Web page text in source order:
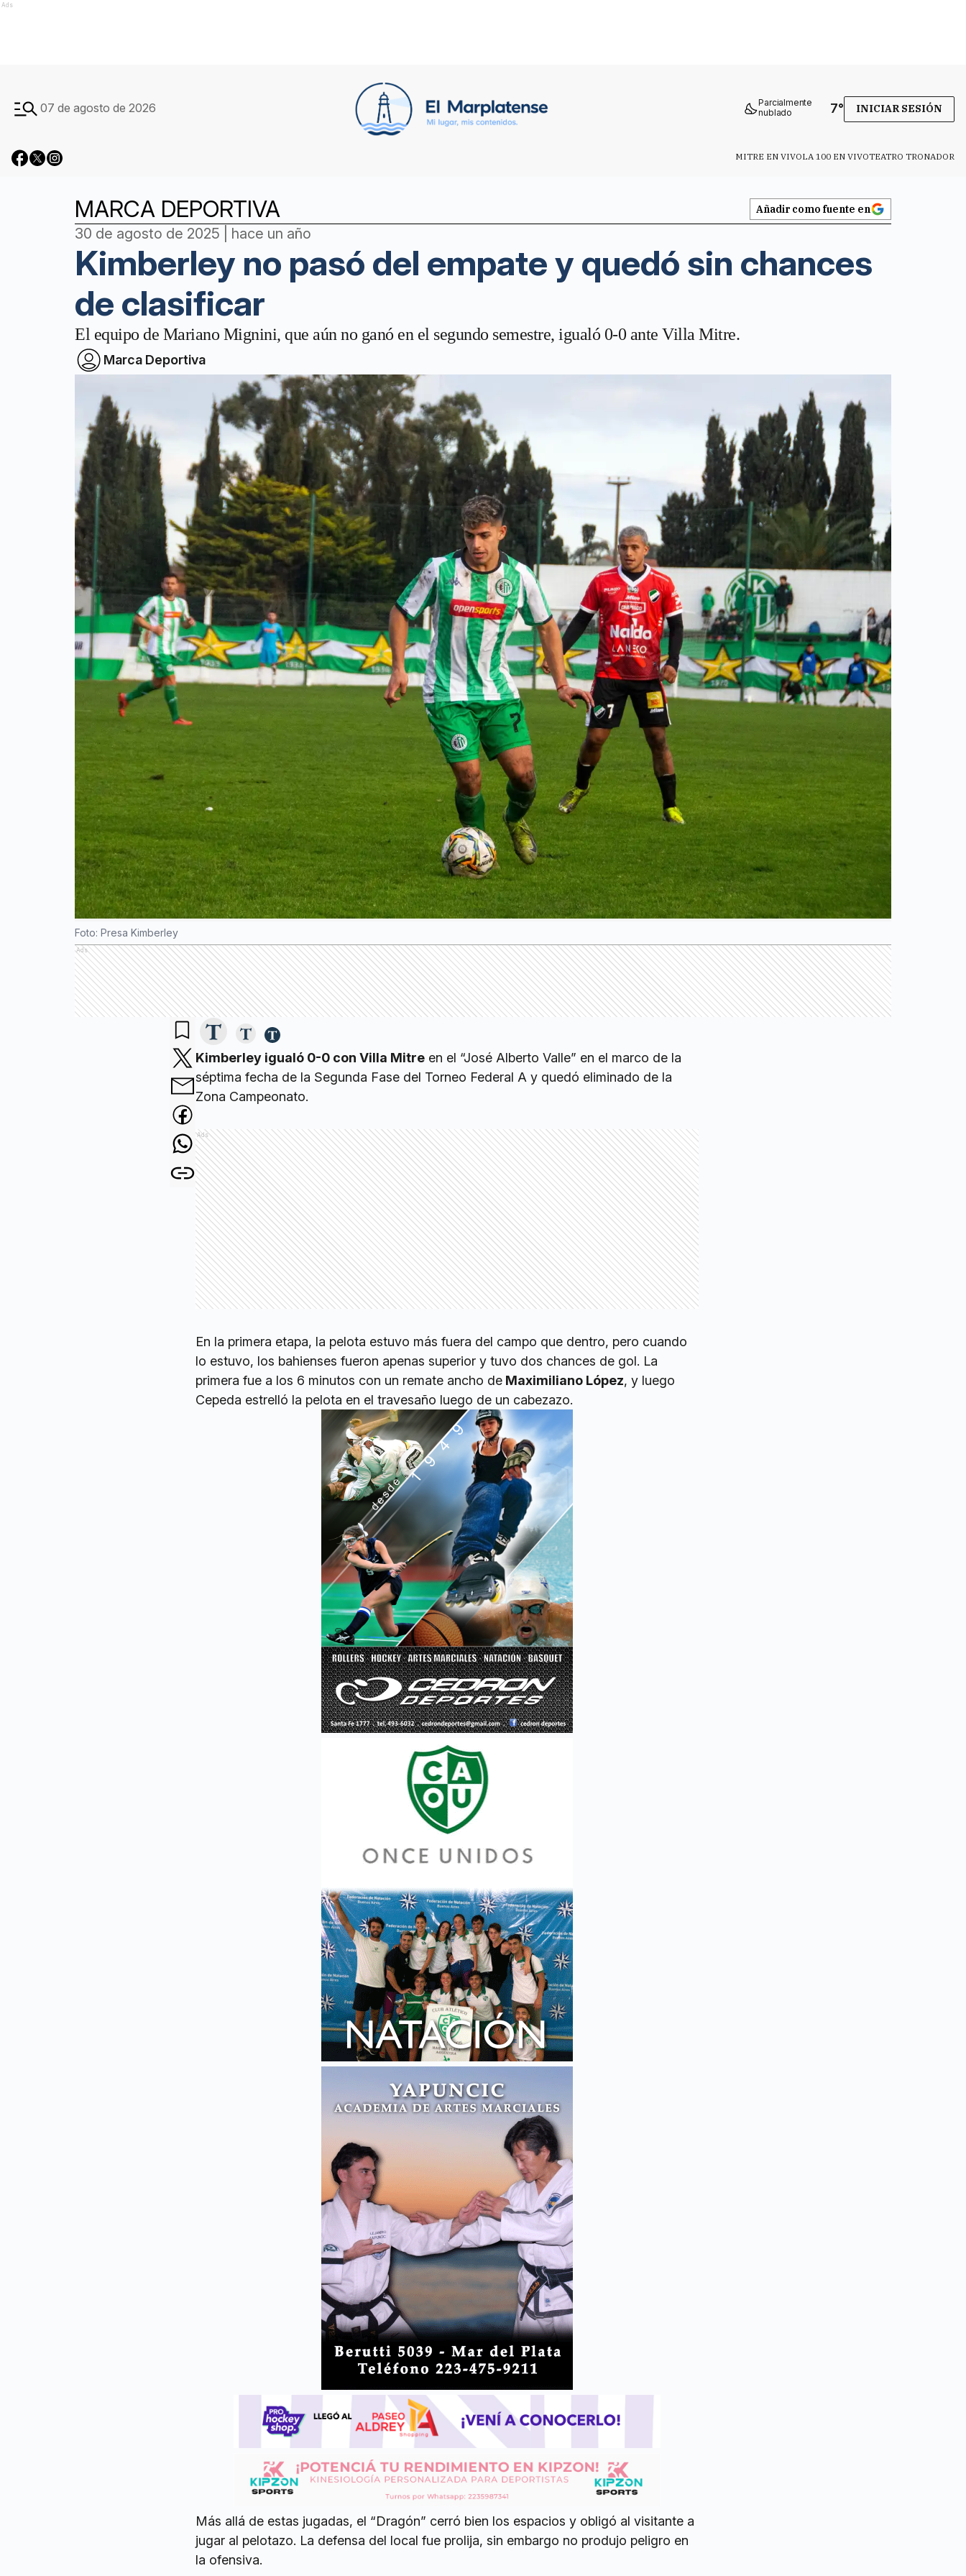
Ads
07 de agosto de 2026
Parcialmente
nublado
7° INICIAR SESIÓN
MITRE EN VIVOLA 100 EN VIVOTEATRO TRONADOR
MARCA DEPORTIVA Añadir como fuente en
30 de agosto de 2025 | hace un año
Kimberley no pasó del empate y quedó sin chances
de clasificar
El equipo de Mariano Mignini, que aún no ganó en el segundo semestre, igualó 0-0 ante Villa Mitre.
Marca Deportiva
Foto: Presa Kimberley
Ads
Kimberley igualó 0-0 con Villa Mitre en el “José Alberto Valle” en el marco de la
séptima fecha de la Segunda Fase del Torneo Federal A y quedó eliminado de la
Zona Campeonato.
Ads
En la primera etapa, la pelota estuvo más fuera del campo que dentro, pero cuando
lo estuvo, los bahienses fueron apenas superior y tuvo dos chances de gol. La
primera fue a los 6 minutos con un remate ancho de Maximiliano López, y luego
Cepeda estrelló la pelota en el travesaño luego de un cabezazo.
Más allá de estas jugadas, el “Dragón” cerró bien los espacios y obligó al visitante a
jugar al pelotazo. La defensa del local fue prolija, sin embargo no produjo peligro en
la ofensiva.